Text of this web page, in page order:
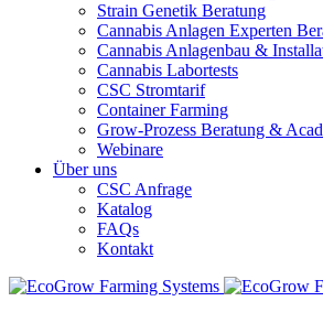
Strain Genetik Beratung
Cannabis Anlagen Experten
Cannabis Anlagenbau &
Cannabis Labortests
CSC Stromtarif
Container Farming
Grow-Prozess Beratung &
Webinare
Über uns
CSC Anfrage
Katalog
FAQs
Kontakt